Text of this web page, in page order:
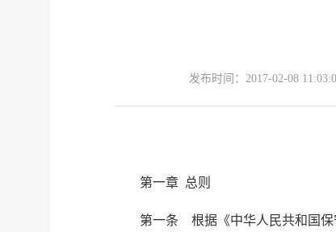
发布时间： 2017-02-08
第一章 总则
第一条 根据《中华人民共和国保